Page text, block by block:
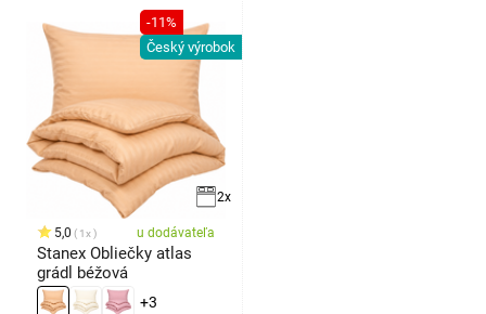
-11%
Český výrobok
2x
5,0 1x u dodávateľa
Stanex Obliečky atlas
grádl béžová
+3